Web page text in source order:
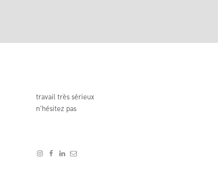
travail très sérieux
n’hésitez pas